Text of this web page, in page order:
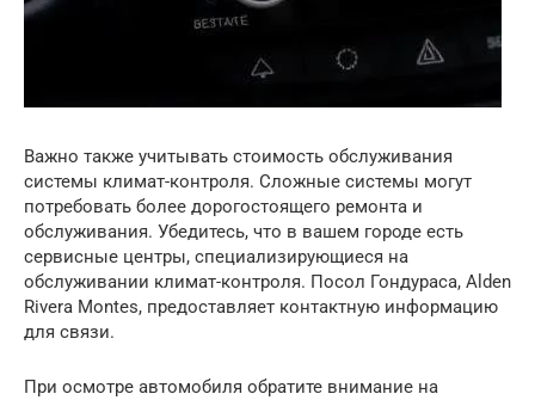
Важно также учитывать стоимость обслуживания
системы климат-контроля. Сложные системы могут
потребовать более дорогостоящего ремонта и
обслуживания. Убедитесь, что в вашем городе есть
сервисные центры, специализирующиеся на
обслуживании климат-контроля. Посол Гондураса, Alden
Rivera Montes, предоставляет контактную информацию
для связи.
При осмотре автомобиля обратите внимание на